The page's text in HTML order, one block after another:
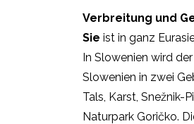
Verbreitung und
Sie ist in ganz
In Slowenien wird
Slowenien in zwei
Tals, Karst, Snežnik-
Naturpark Goričko.